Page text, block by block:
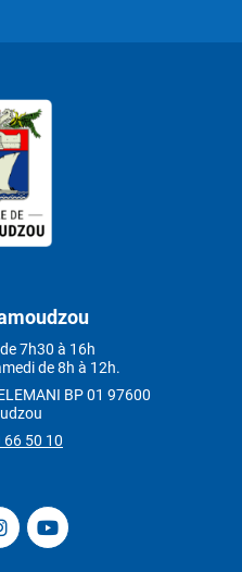
7h30 à 16h
de 8h à 12h.
BP 01 97600
66 50 10